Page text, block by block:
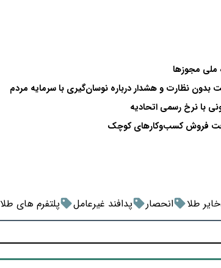
ملی مجوزها
بدون نظارت و هشدار درباره نوسان‌گیری با سرمایه مردم
با نرخ رسمی اتحادیه
طلا انحصار پدافند غیرعامل پلتفرم های طلا